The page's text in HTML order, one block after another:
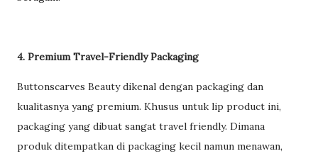
4. Premium Travel-Friendly Packaging
Buttonscarves Beauty dikenal dengan packaging dan
kualitasnya yang premium. Khusus untuk lip product ini,
packaging yang dibuat sangat travel friendly. Dimana
produk ditempatkan di packaging kecil namun menawan,